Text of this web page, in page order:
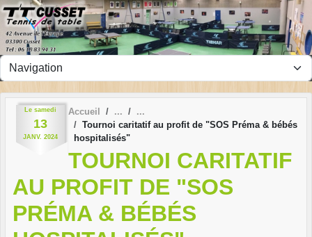
Le samedi
13
JANV. 2024
Accueil
Tournoi caritatif au profit de "SOS Préma & bébés
hospitalisés"
TOURNOI CARITATIF
AU PROFIT DE "SOS
PRÉMA & BÉBÉS
Panneau de gestion des cookies